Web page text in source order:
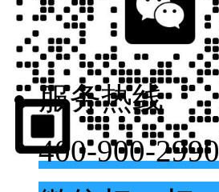
服务热线
400-900-2990